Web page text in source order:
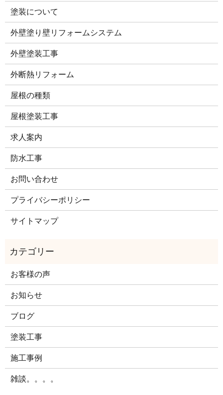
塗装について
外壁塗り壁リフォームシステム
外壁塗装工事
外断熱リフォーム
屋根の種類
屋根塗装工事
求人案内
防水工事
お問い合わせ
プライバシーポリシー
サイトマップ
お客様の声
お知らせ
ブログ
塗装工事
施工事例
雑談。。。。